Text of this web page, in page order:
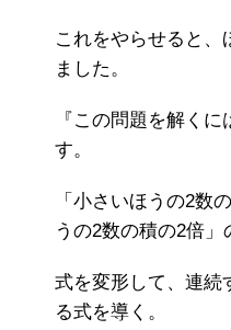
これをやらせると、
ました。
『この問題を解く
す。
「小さいほうの2数
うの2数の積の2倍」
式を変形して、連続
る式を導く。